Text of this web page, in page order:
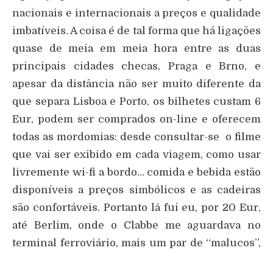
nacionais e internacionais a preços e qualidade
imbatíveis. A coisa é de tal forma que há ligações
quase de meia em meia hora entre as duas
principais cidades checas, Praga e Brno, e
apesar da distância não ser muito diferente da
que separa Lisboa e Porto, os bilhetes custam 6
Eur, podem ser comprados on-line e oferecem
todas as mordomias: desde consultar-se o filme
que vai ser exibido em cada viagem, como usar
livremente wi-fi a bordo… comida e bebida estão
disponíveis a preços simbólicos e as cadeiras
são confortáveis. Portanto lá fui eu, por 20 Eur,
até Berlim, onde o Clabbe me aguardava no
terminal ferroviário, mais um par de “malucos”,